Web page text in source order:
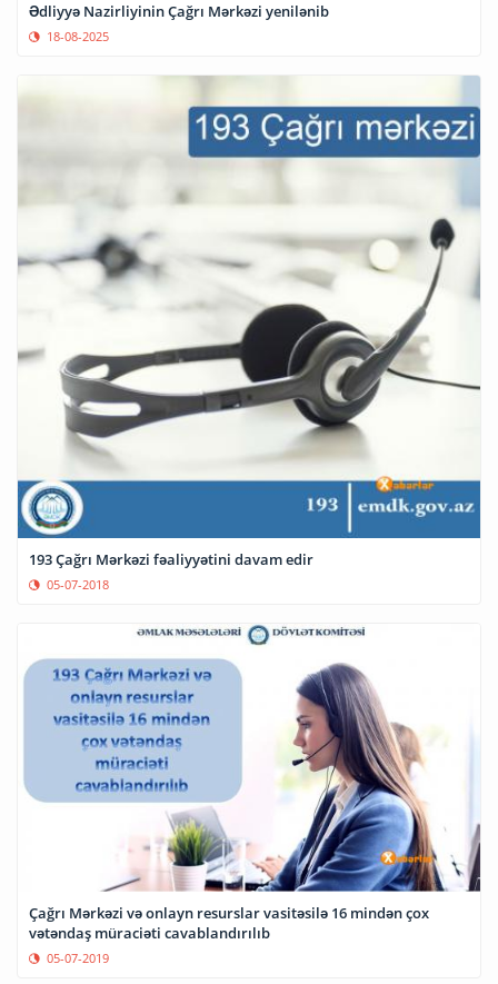
Ədliyyə Nazirliyinin Çağrı Mərkəzi yenilənib
18-08-2025
193 Çağrı Mərkəzi fəaliyyətini davam edir
05-07-2018
Çağrı Mərkəzi və onlayn resurslar vasitəsilə 16 mindən çox
vətəndaş müraciəti cavablandırılıb
05-07-2019